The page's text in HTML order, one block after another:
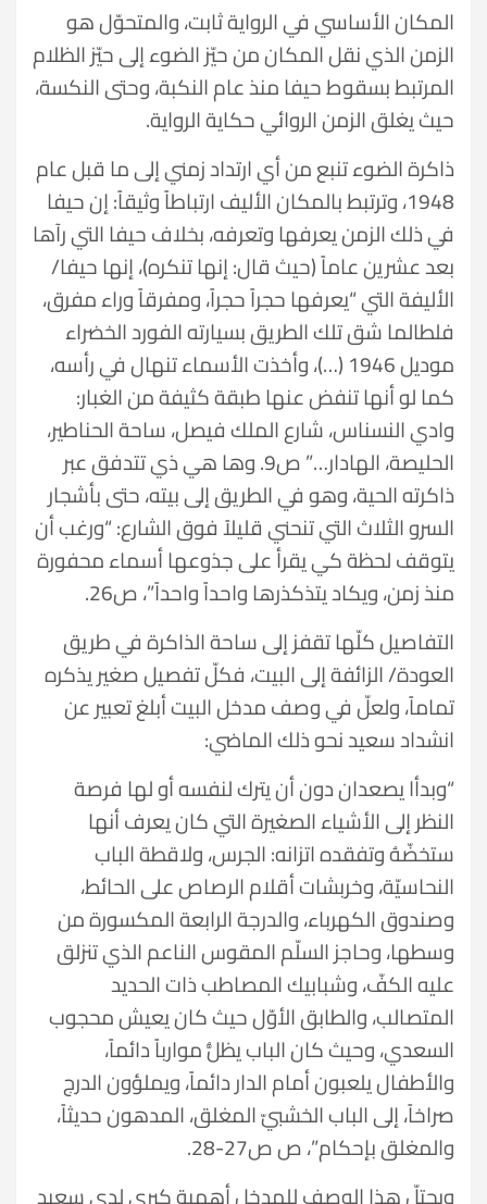
المكان الأساسي في الرواية ثابت، والمتحوّل هو
الزمن الذي نقل المكان من حيّز الضوء إلى حيّز الظلام
المرتبط بسقوط حيفا منذ عام النكبة، وحتى النكسة،
حيث يغلق الزمن الروائي حكاية الرواية.
ذاكرة الضوء تنبع من أي ارتداد زمني إلى ما قبل عام
1948، وترتبط بالمكان الأليف ارتباطاً وثيقاً: إن حيفا
في ذلك الزمن يعرفها وتعرفه، بخلاف حيفا التي رآها
بعد عشرين عاماً (حيث قال: إنها تنكره)، إنها حيفا/
الأليفة التي “يعرفها حجراً حجراً، ومفرقاً وراء مفرق،
فلطالما شق تلك الطريق بسيارته الفورد الخضراء
موديل 1946 (…)، وأخذت الأسماء تنهال في رأسه،
كما لو أنها تنفض عنها طبقة كثيفة من الغبار:
وادي النسناس، شارع الملك فيصل، ساحة الحناطير،
الحليصة، الهادار…” ص9. وها هي ذي تتدفق عبر
ذاكرته الحية، وهو في الطريق إلى بيته، حتى بأشجار
السرو الثلاث التي تنحني قليلاً فوق الشارع: “ورغب أن
يتوقف لحظة كي يقرأ على جذوعها أسماء محفورة
منذ زمن، ويكاد يتذكذرها واحداً واحداً”، ص26.
التفاصيل كلّها تقفز إلى ساحة الذاكرة في طريق
العودة/ الزائفة إلى البيت، فكلّ تفصيل صغير يذكره
تماماً، ولعلّ في وصف مدخل البيت أبلغ تعبير عن
انشداد سعيد نحو ذلك الماضي:
“وبدأا يصعدان دون أن يترك لنفسه أو لها فرصة
النظر إلى الأشياء الصغيرة التي كان يعرف أنها
ستخضّهُ وتفقده اتزانه: الجرس، ولاقطة الباب
النحاسيّة، وخربشات أقلام الرصاص على الحائط،
وصندوق الكهرباء، والدرجة الرابعة المكسورة من
وسطها، وحاجز السلّم المقوس الناعم الذي تنزلق
عليه الكفّ، وشبابيك المصاطب ذات الحديد
المتصالب، والطابق الأوّل حيث كان يعيش محجوب
السعدي، وحيث كان الباب يظلُّ موارباً دائماً،
والأطفال يلعبون أمام الدار دائماً، ويملؤون الدرج
صراخاً، إلى الباب الخشبيّ المغلق، المدهون حديثاً،
والمغلق بإحكام”، ص ص27-28.
ويحتلّ هذا الوصف للمدخل أهمية كبرى لدى سعيد